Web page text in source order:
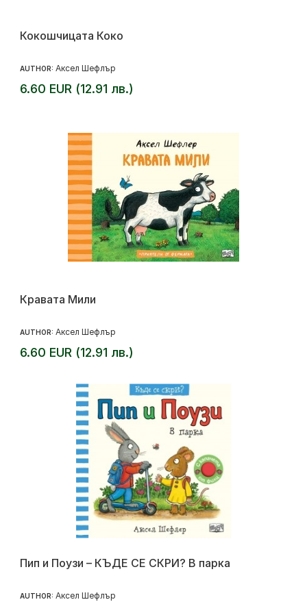
Кокошчицата Коко
AUTHOR: Аксел Шефлър
6.60 EUR (12.91 лв.)
Кравата Мили
AUTHOR: Аксел Шефлър
6.60 EUR (12.91 лв.)
Пип и Поузи – КЪДЕ СЕ СКРИ? В парка
AUTHOR: Аксел Шефлър